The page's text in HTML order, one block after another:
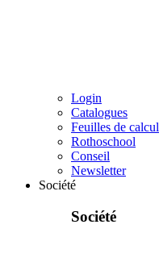
Login
Catalogues
Feuilles de calcul
Rothoschool
Conseil
Newsletter
Société
Société